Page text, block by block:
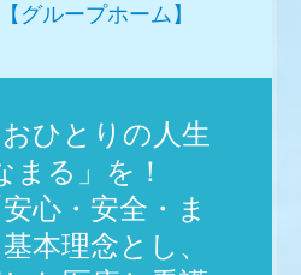
グループホーム】
ひとりの人生
まる」を！
心・安全・ま
本理念とし、